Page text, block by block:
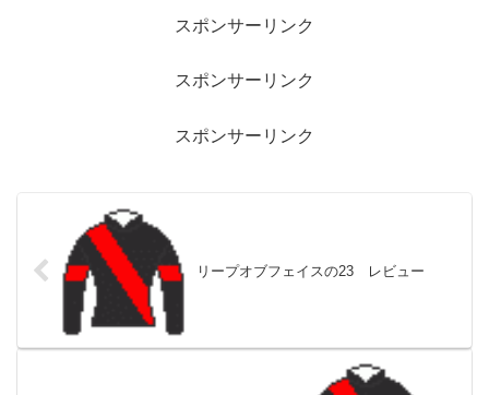
スポンサーリンク
スポンサーリンク
スポンサーリンク
リープオブフェイスの23 レビュー